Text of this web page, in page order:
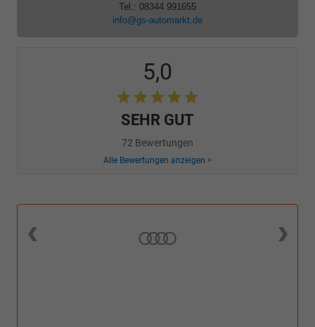
Tel.: 08344 991655
info@gs-automarkt.de
5,0
SEHR GUT
72 Bewertungen
Alle Bewertungen anzeigen >